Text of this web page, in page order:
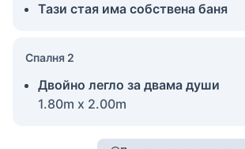
Тази стая има собствена баня
Спалня 2
Двойно легло за двама души
1.80m x 2.00m